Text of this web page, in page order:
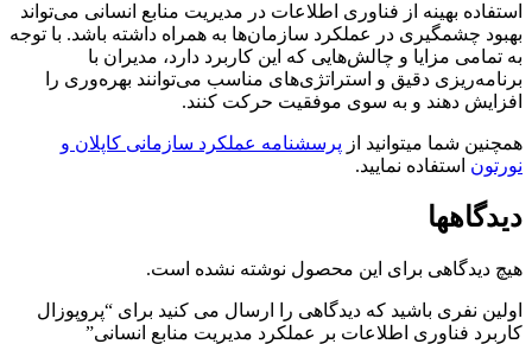
استفاده بهینه از فناوری اطلاعات در مدیریت منابع انسانی می‌تواند
بهبود چشمگیری در عملکرد سازمان‌ها به همراه داشته باشد. با توجه
به تمامی مزایا و چالش‌هایی که این کاربرد دارد، مدیران با
برنامه‌ریزی دقیق و استراتژی‌های مناسب می‌توانند بهره‌وری را
افزایش دهند و به سوی موفقیت حرکت کنند.
همچنین شما میتوانید از پرسشنامه عملکرد سازمانی کاپلان و
نورتون استفاده نمایید.
دیدگاهها
هیچ دیدگاهی برای این محصول نوشته نشده است.
اولین نفری باشید که دیدگاهی را ارسال می کنید برای “پروپوزال
کاربرد فناوری اطلاعات بر عملکرد مدیریت منابع انسانی”